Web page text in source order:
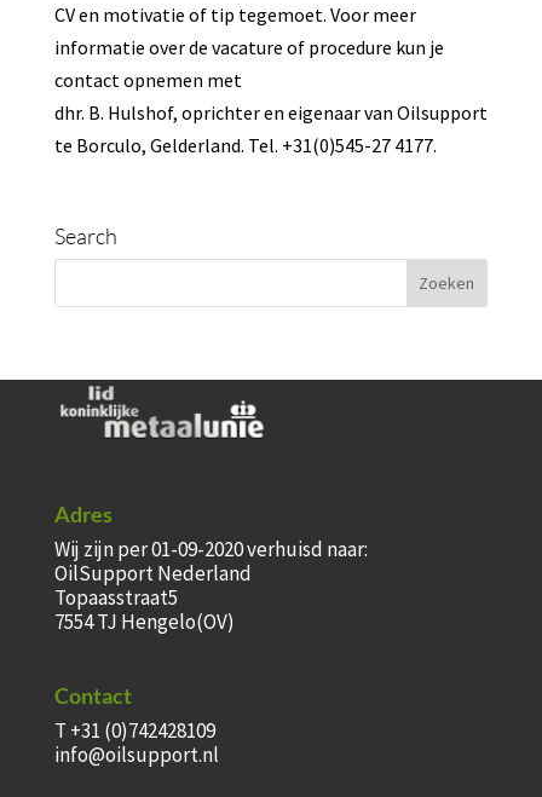
CV en motivatie of tip tegemoet. Voor meer
informatie over de vacature of procedure kun je
contact opnemen met
dhr. B. Hulshof, oprichter en eigenaar van Oilsupport
te Borculo, Gelderland. Tel. +31(0)545-27 4177.
Search
Adres
Wij zijn per 01-09-2020 verhuisd naar:
OilSupport Nederland
Topaasstraat5
7554 TJ Hengelo(OV)
Contact
T +31 (0)742428109
info@oilsupport.nl